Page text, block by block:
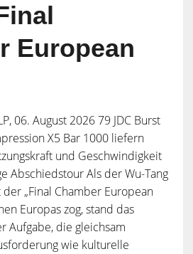
European
06. August 2026 79 JDC Burst
X5 Bar 1000 liefern
und Geschwindigkeit
Abschiedstour Als der Wu-Tang
„Final Chamber European
Europas zog, stand das
Aufgabe, die gleichsam
wie kulturelle